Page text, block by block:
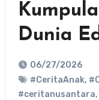
Dunia
06/27/2026
#CeritaAnak,
#ceritanusantara,